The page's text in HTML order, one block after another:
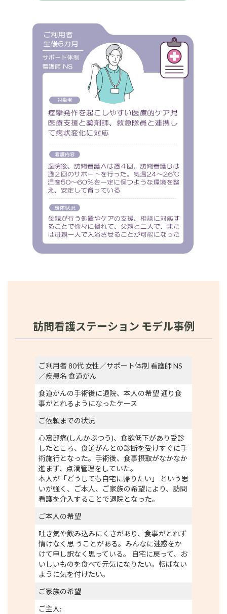
訪問看護ステーション モデル事例
ご利用者 80代 女性／サポート体制 看護師 NS
／疾患名 食道がん
食道がんの手術後に退院、本人の希望 通り食
事がとれるようになったケース
ご依頼までの状況
心窩部痛(しんかぶつう)、食欲低下があり受診
したところ、食道がんとの診断を受けすぐに手
術施行となった。手術後、食事摂取がなかなか
進まず、点滴管理をしていた。
本人が「どうしても自宅に帰りたい」 という思
いが強く、ご本人、ご家族の希望により、訪問
看護を介入することで退院となった。
ご本人の希望
吐き気や飲み込みにくさがあり、食事がとれず
情けなく思 うことがある。みんなに迷惑をか
けて申し訳なく思っている。 自宅に戻って、お
いしいものを食べて元気になりたい。転ばない
ように気を付けたい。
ご家族の希望
ご主人: